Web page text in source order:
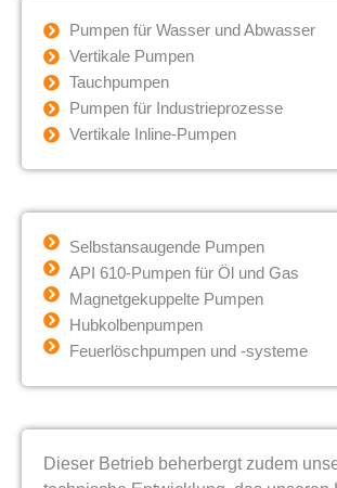
Pumpen für Wasser und Abwasser
Vertikale Pumpen
Tauchpumpen
Pumpen für Industrieprozesse
Vertikale Inline-Pumpen
Selbstansaugende Pumpen
API 610-Pumpen für Öl und Gas
Magnetgekuppelte Pumpen
Hubkolbenpumpen
Feuerlöschpumpen und -systeme
Dieser Betrieb beherbergt zudem